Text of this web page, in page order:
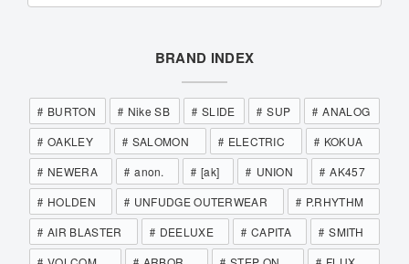
BRAND INDEX
BURTON Nike SB SLIDE SUP
ANALOG
OAKLEY
SALOMON ELECTRIC
KOKUA
NEWERA
anon. [ak] UNION
AK457
HOLDEN
UNFUDGE OUTERWEAR
P.RHYTHM
AIR BLASTER
DEELUXE CAPITA
SMITH